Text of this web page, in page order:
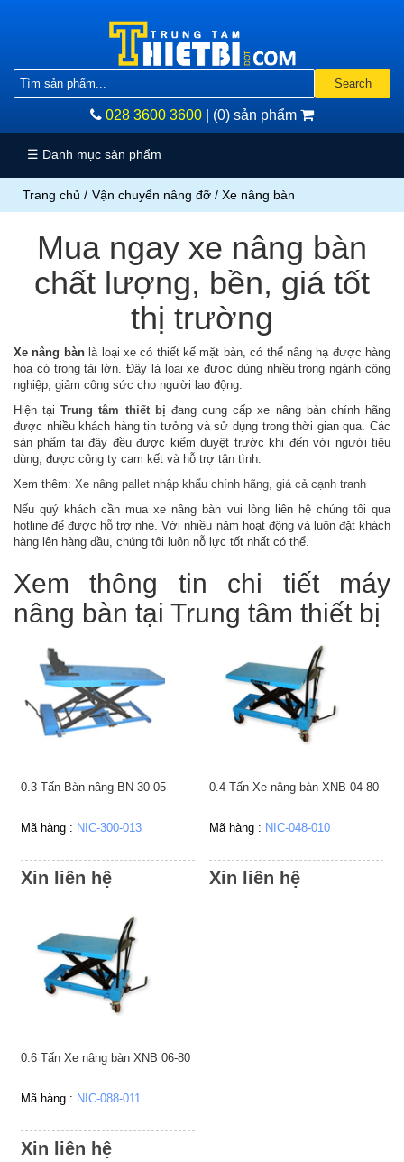
Search
028 3600 3600 (0) sản phẩm
Vật
liệu
mài
Dụng
cầm
tay
cụ
dùng
điện
chính
xác
Thiết
bị
ngành
hàn
Điện
thiết
bị
điện
Bảo
hộ
lao
động
Vệ
sinh
công
nghiệp
Vận
đỡ
quản
gói
dùng
khí
Xem
☰ Danh mục sản phẩm
Trang chủ / Vận chuyển nâng đỡ / Xe nâng bàn
Mua ngay xe nâng bàn
chất lượng, bền, giá tốt
thị trường
Xe nâng bànlà loại xe có thiết kế mặt bàn, có thể nâng hạ được hàng
hóa có trọng tải lớn. Đây là loại xe được dùng nhiều trong ngành công
nghiệp, giảm công sức cho người lao động.
Hiện tạiTrung tâm thiết bị đang cung cấp xe nâng bàn chính hãng
được nhiều khách hàng tin tưởng và sử dụng trong thời gian qua. Các
sản phẩm tại đây đều được kiểm duyệt trước khi đến với người tiêu
dùng, được công ty cam kết và hỗ trợ tận tình.
Xem thêm: Xe nâng pallet nhập khẩu chính hãng, giá cả cạnh tranh
Nếu quý khách cần mua xe nâng bàn vui lòng liên hệ chúng tôi qua
hotline để được hỗ trợ nhé. Với nhiều năm hoạt động và luôn đặt khách
hàng lên hàng đầu, chúng tôi luôn nỗ lực tốt nhất có thể.
Xem thông tin chi tiết máy
nâng bàn tại Trung tâm thiết bị
0.3 Tấn Bàn nâng BN 30-05
Mã hàng : NIC-300-013
Xin liên hệ
0.4 Tấn Xe nâng bàn XNB 04-80
Mã hàng : NIC-048-010
Xin liên hệ
0.6 Tấn Xe nâng bàn XNB 06-80
Mã hàng : NIC-088-011
Xin liên hệ